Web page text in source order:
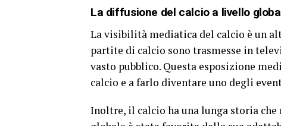
La diffusione del calcio a livello
La visibilità mediatica del calcio è un
partite di calcio sono trasmesse in
vasto pubblico. Questa esposizione
calcio e a farlo diventare uno degli
Inoltre, il calcio ha una lunga storia